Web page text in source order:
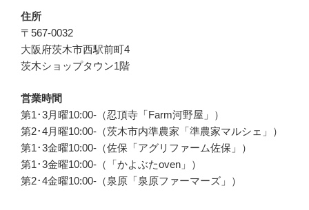
シ
ョ
ン
住所
〒567-0032
大阪府茨木市西駅前町4
茨木ショップタウン1階
営業時間
第1･3月曜10:00-（忍頂寺「Farm河野屋」）
第2･4月曜10:00-（茨木市内準農家「準農家マルシェ」）
第1･3金曜10:00-（佐保「アグリファーム佐保」）
第1･3金曜10:00-（「かよぶたoven」）
第2･4金曜10:00-（泉原「泉原ファーマーズ」）